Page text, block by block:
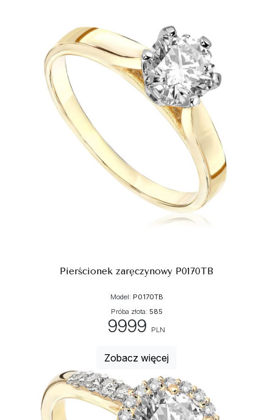
Pierścionek zaręczynowy P0170TB
Model: P0170TB
Próba złota: 585
9999 PLN
Zobacz więcej